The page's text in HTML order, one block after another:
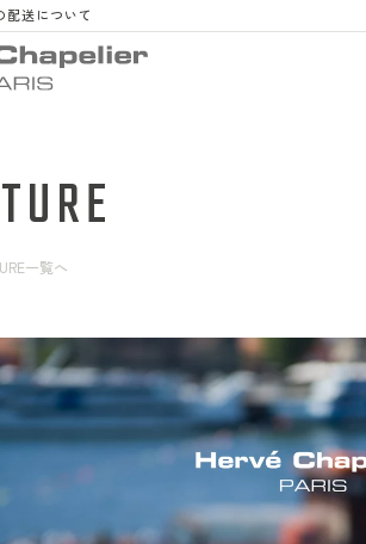
配送について
一覧へ